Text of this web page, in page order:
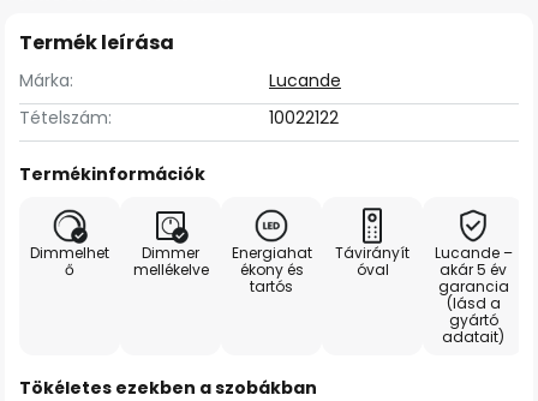
Termék leírása
Márka:
Lucande
Tételszám:
10022122
Termékinformációk
Dimmelhet
ő
Dimmer
mellékelve
Energiahat
ékony és
tartós
Távirányít
óval
Lucande –
akár 5 év
garancia
(lásd a
gyártó
adatait)
Tökéletes ezekben a szobákban